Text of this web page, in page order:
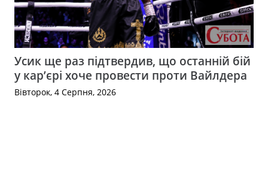
Усик ще раз підтвердив, що останній бій
у кар’єрі хоче провести проти Вайлдера
Вівторок, 4 Серпня, 2026